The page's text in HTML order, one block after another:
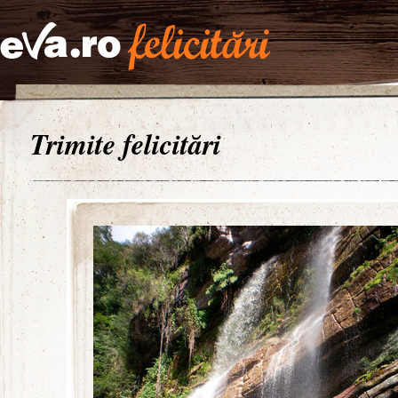
Trimite felicitări